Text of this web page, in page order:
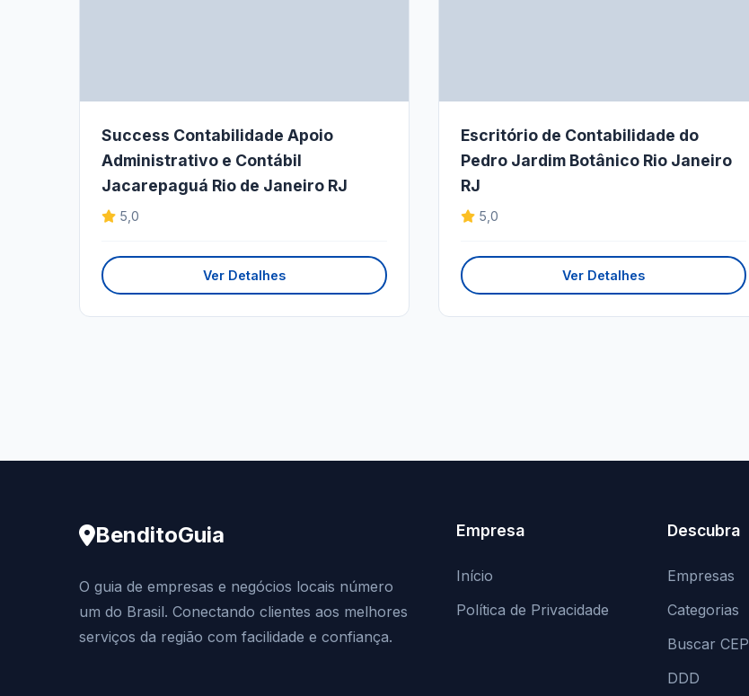
Success Contabilidade Apoio
Administrativo e Contábil
Jacarepaguá Rio de Janeiro RJ
5,0
Ver Detalhes
Escritório de Contabilidade do
Pedro Jardim Botânico Rio Janeiro
RJ
5,0
Ver Detalhes
BenditoGuia
O guia de empresas e negócios locais número
um do Brasil. Conectando clientes aos melhores
serviços da região com facilidade e confiança.
Empresa
Início
Política de Privacidade
Descubra
Empresas
Categorias
Buscar CEP
DDD